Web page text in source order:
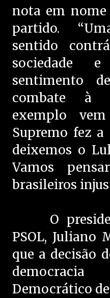
nota em nome
partido.
sentido
sociedade
sentimento
combate à
exemplo
Supremo fez a
deixemos o
Vamos
brasileiros
O
PSOL, Juliano
que a decisão
Democrático